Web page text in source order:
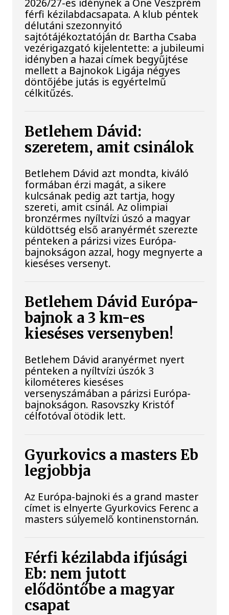
férfi kézilabdacsapata. A klub péntek
délutáni szezonnyitó
sajtótájékoztatóján dr. Bartha Csaba
vezérigazgató kijelentette: a jubileumi
idényben a hazai címek begyűjtése
mellett a Bajnokok Ligája négyes
döntőjébe jutás is egyértelmű
célkitűzés.
Betlehem Dávid:
szeretem, amit csinálok
Betlehem Dávid azt mondta, kiváló
formában érzi magát, a sikere
kulcsának pedig azt tartja, hogy
szereti, amit csinál. Az olimpiai
bronzérmes nyíltvízi úszó a magyar
küldöttség első aranyérmét szerezte
pénteken a párizsi vizes Európa-
bajnokságon azzal, hogy megnyerte a
kieséses versenyt.
Betlehem Dávid Európa-
bajnok a 3 km-es
kieséses versenyben!
Betlehem Dávid aranyérmet nyert
pénteken a nyíltvízi úszók 3
kilométeres kieséses
versenyszámában a párizsi Európa-
bajnokságon. Rasovszky Kristóf
célfotóval ötödik lett.
Gyurkovics a masters Eb
legjobbja
Az Európa-bajnoki és a grand master
címet is elnyerte Gyurkovics Ferenc a
masters súlyemelő kontinenstornán.
Férfi kézilabda ifjúsági
Eb: nem jutott
elődöntőbe a magyar
csapat